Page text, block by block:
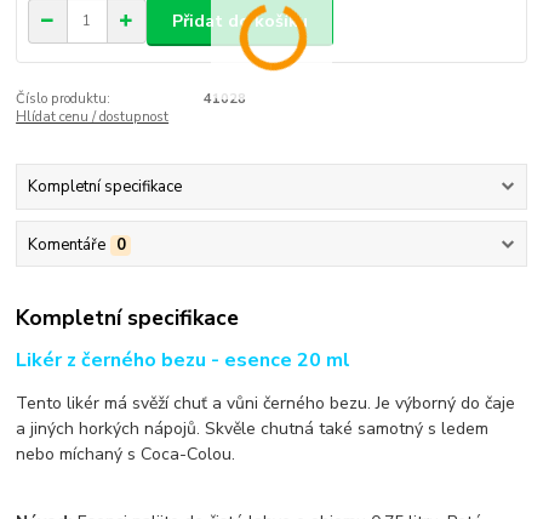
Přidat do košíku
Číslo produktu:
41028
Hlídat cenu / dostupnost
Kompletní specifikace
Komentáře 0
Kompletní specifikace
Likér z černého bezu - esence 20 ml
Tento likér má svěží chuť a vůni černého bezu. Je výborný do čaje
a jiných horkých nápojů. Skvěle chutná také samotný s ledem
nebo míchaný s Coca-Colou.